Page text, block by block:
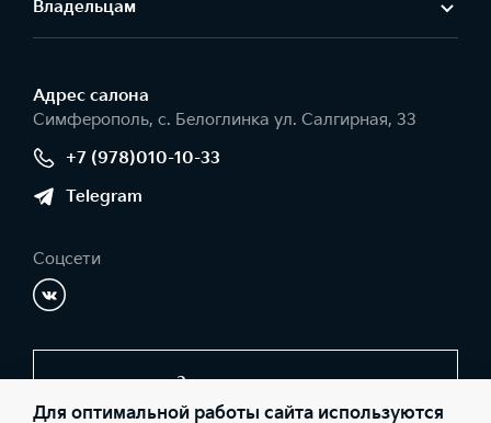
Владельцам
Адрес салонa
Симферополь, с. Белоглинка ул. Салгирная, 33
+7 (978)010-10-33
Telegram
Соцсети
Заказать звонок
Для оптимальной работы сайта используются